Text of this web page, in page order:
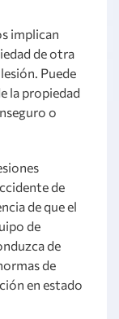
implican
de otra
Puede
la propiedad
o
de
de que el
de
de
de
en estado